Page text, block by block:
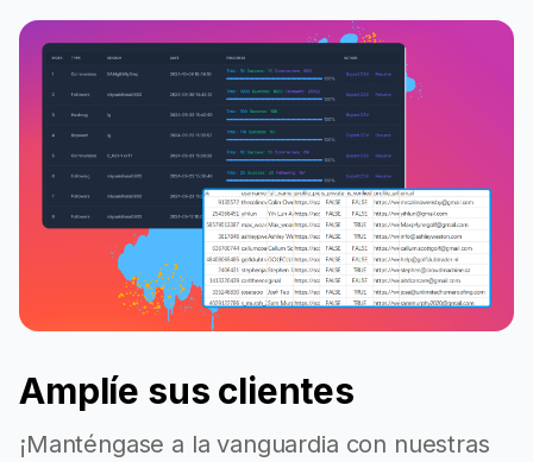
Amplíe sus clientes
¡Manténgase a la vanguardia con nuestras